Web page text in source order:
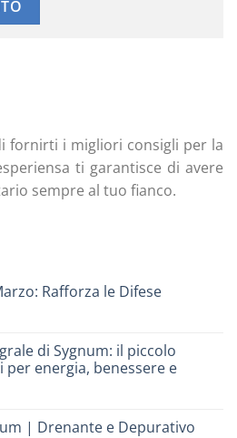
fornirti i migliori consigli per la
ti garantisce di avere
sempre al tuo fianco.
Rafforza le Difese
di Sygnum: il piccolo
per energia, benessere e
| Drenante e Depurativo